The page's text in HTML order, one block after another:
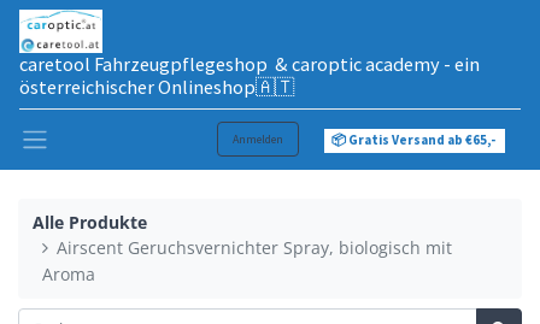
caretool Fahrzeugpflegeshop & caroptic academy - ein
österreichischer Onlineshop🇦🇹
Anmelden 📦 Gratis Versand ab €65,-
Alle Produkte
Airscent Geruchsvernichter Spray, biologisch mit
Aroma